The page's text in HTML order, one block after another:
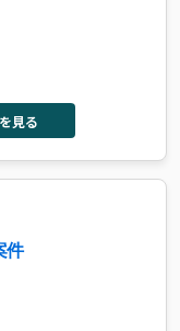
見る
件